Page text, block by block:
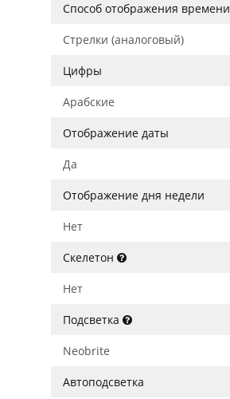
Способ отображения времени
Стрелки (аналоговый)
Цифры
Арабские
Отображение даты
Да
Отображение дня недели
Нет
Скелетон
Нет
Подсветка
Neobrite
Автоподсветка